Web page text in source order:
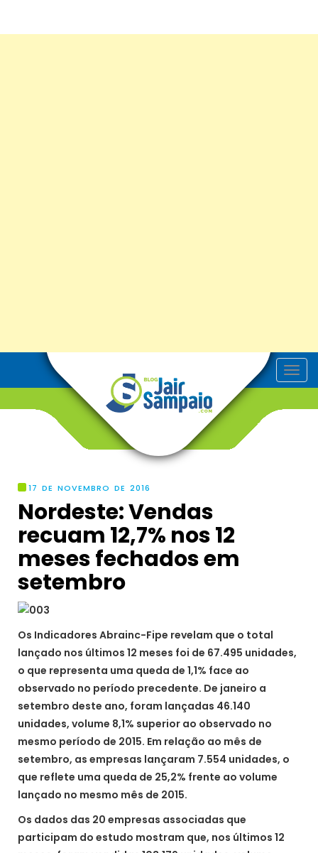
T
o
17 DE NOVEMBRO DE 2016
Nordeste: Vendas
recuam 12,7% nos 12
meses fechados em
setembro
Os Indicadores Abrainc-Fipe revelam que o total
lançado nos últimos 12 meses foi de 67.495 unidades,
o que representa uma queda de 1,1% face ao
observado no período precedente. De janeiro a
setembro deste ano, foram lançadas 46.140
unidades, volume 8,1% superior ao observado no
mesmo período de 2015. Em relação ao mês de
setembro, as empresas lançaram 7.554 unidades, o
que reflete uma queda de 25,2% frente ao volume
lançado no mesmo mês de 2015.
Os dados das 20 empresas associadas que
participam do estudo mostram que, nos últimos 12